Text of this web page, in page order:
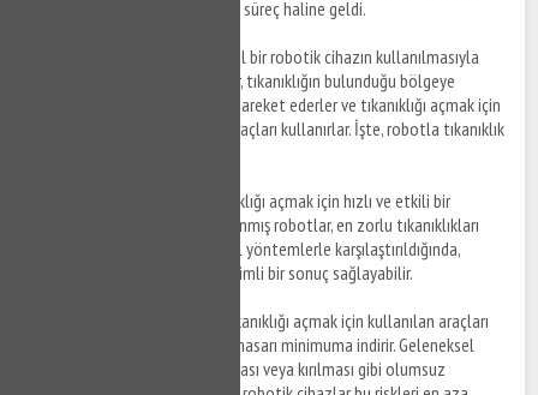
artık çok daha kolay ve hızlı bir süreç haline geldi.
, özel bir robotik cihazın kullanılmasıyla
yapılan bir işlemdir. Bu robotlar, tıkanıklığın bulunduğu bölgeye
gönderilen bir kablo üzerinde hareket ederler ve tıkanıklığı açmak için
yüksek basınçlı su veya diğer araçları kullanırlar. İşte, robotla tıkanıklık
: Robotlar, tıkanıklığı açmak için hızlı ve etkili bir
yöntemdir. Özel olarak tasarlanmış robotlar, en zorlu tıkanıklıkları
bile açabilmektedir. Geleneksel yöntemlerle karşılaştırıldığında,
robotlar daha hızlı ve daha verimli bir sonuç sağlayabilir.
: Robotların, tıkanıklığı açmak için kullanılan araçları
kontrol edebilme yetenekleri, hasarı minimuma indirir. Geleneksel
yöntemlerde, boruların çatlaması veya kırılması gibi olumsuz